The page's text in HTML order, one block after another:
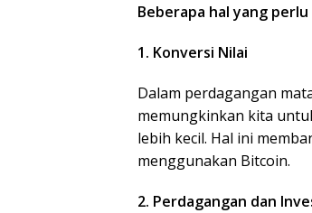
Beberapa hal yang
1. Konversi Nilai
Dalam perdagangan
memungkinkan kita
lebih kecil. Hal ini
menggunakan Bitcoin.
2. Perdagangan dan